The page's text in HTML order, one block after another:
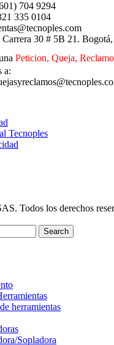
704 9294
335 0104
Carrera 30 # 5B 21.
Peticion, Queja,
a:
Tecnoples
Todos los derechos
Search
herramientas
Sopladora